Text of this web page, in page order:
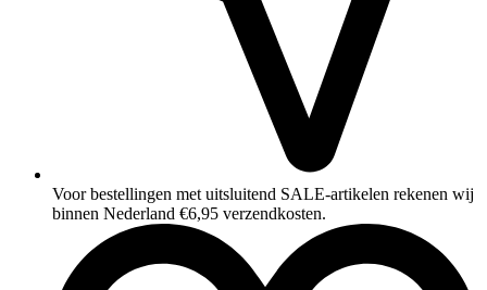
Voor bestellingen met uitsluitend SALE‑artikelen rekenen wij
binnen Nederland €6,95 verzendkosten.